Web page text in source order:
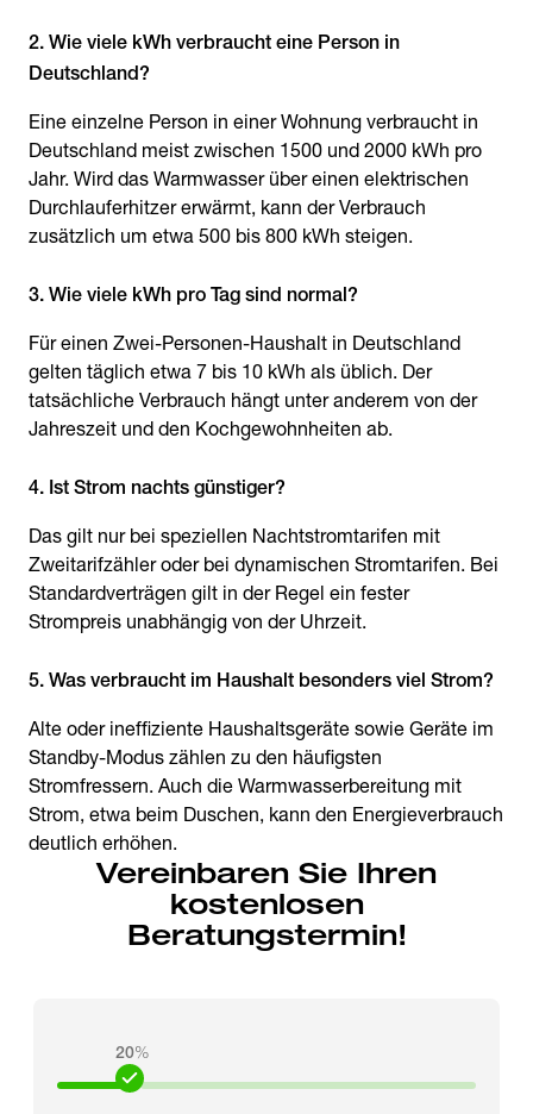
2. Wie viele kWh verbraucht eine Person in
Deutschland?
Eine einzelne Person in einer Wohnung verbraucht in
Deutschland meist zwischen 1500 und 2000 kWh pro
Jahr. Wird das Warmwasser über einen elektrischen
Durchlauferhitzer erwärmt, kann der Verbrauch
zusätzlich um etwa 500 bis 800 kWh steigen.
3. Wie viele kWh pro Tag sind normal?
Für einen Zwei-Personen-Haushalt in Deutschland
gelten täglich etwa 7 bis 10 kWh als üblich. Der
tatsächliche Verbrauch hängt unter anderem von der
Jahreszeit und den Kochgewohnheiten ab.
4. Ist Strom nachts günstiger?
Das gilt nur bei speziellen Nachtstromtarifen mit
Zweitarifzähler oder bei dynamischen Stromtarifen. Bei
Standardverträgen gilt in der Regel ein fester
Strompreis unabhängig von der Uhrzeit.
5. Was verbraucht im Haushalt besonders viel Strom?
Alte oder ineffiziente Haushaltsgeräte sowie Geräte im
Standby-Modus zählen zu den häufigsten
Stromfressern. Auch die Warmwasserbereitung mit
Strom, etwa beim Duschen, kann den Energieverbrauch
deutlich erhöhen.
Vereinbaren Sie Ihren
kostenlosen
Beratungstermin!
20%